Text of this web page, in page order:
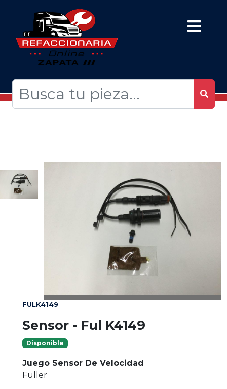
FULK4149
Sensor - Ful K4149
Disponible
Juego Sensor De Velocidad
Fuller